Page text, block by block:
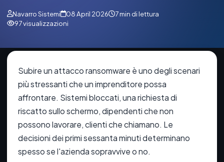
Navarro Sistemi 08 April 2026
7 min di lettura
97 visualizzazioni
Subire un attacco ransomware è uno degli scenari
più stressanti che un imprenditore possa
affrontare. Sistemi bloccati, una richiesta di
riscatto sullo schermo, dipendenti che non
possono lavorare, clienti che chiamano. Le
decisioni dei primi sessanta minuti determinano
spesso se l'azienda sopravvive o no.